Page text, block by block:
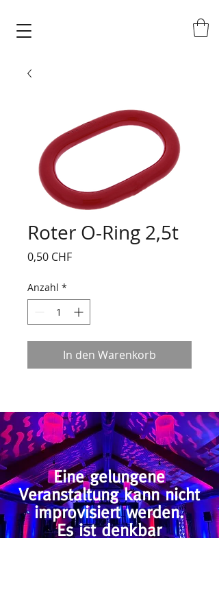
Roter O-Ring 2,5t
0,50 CHFPreis
Anzahl *
In den Warenkorb
Eine gelungene
Veranstaltung kann nicht
improvisiert werden.
Es ist denkbar